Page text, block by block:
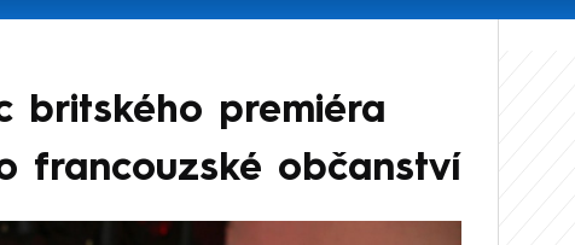
britského premiéra
francouzské občanství